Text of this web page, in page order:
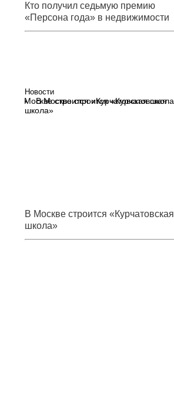
Кто получил седьмую премию
«Персона года» в недвижимости
России
Новости
В Москве строится «Курчатовская
школа»
В Москве строится «Курчатовская
школа»